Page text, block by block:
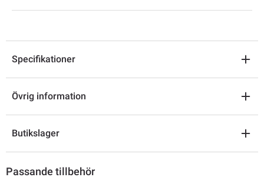
Specifikationer
Övrig information
Butikslager
Passande tillbehör